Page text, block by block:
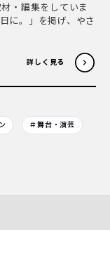
・編集をしていま
に。」を掲げ、やさ
詳しく見る
＃舞台・演芸